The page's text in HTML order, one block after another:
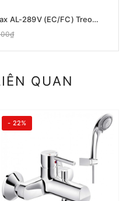
AL-289V (EC/FC) Treo
QUAN
- 22%